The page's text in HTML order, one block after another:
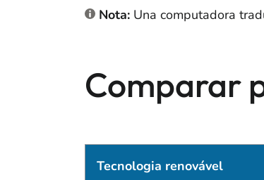
Nota: Una computadora
Comparar
Tecnologia renovável